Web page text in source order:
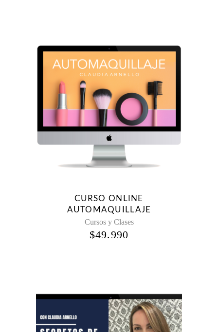
CURSO ONLINE
AUTOMAQUILLAJE
Cursos y Clases
$49.990